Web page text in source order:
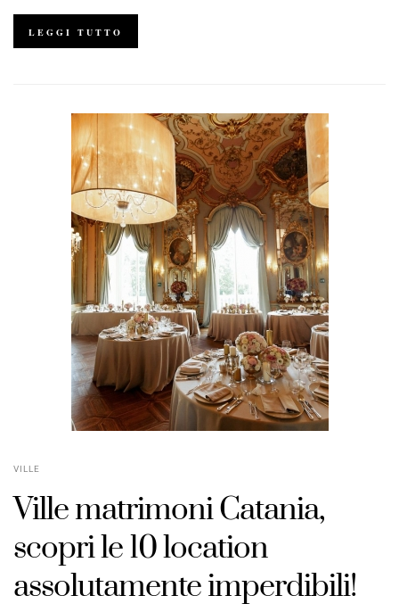
LEGGI TUTTO
VILLE
Ville matrimoni Catania,
scopri le 10 location
assolutamente imperdibili!